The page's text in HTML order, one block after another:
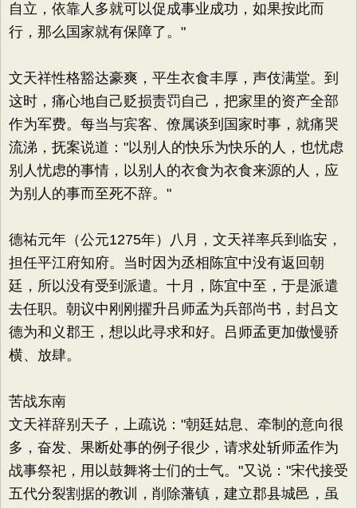
自立，依靠人多就可以促成事业成功，如果按此而
行，那么国家就有保障了。"
文天祥性格豁达豪爽，平生衣食丰厚，声伎满堂。到
这时，痛心地自己贬损责罚自己，把家里的资产全部
作为军费。每当与宾客、僚属谈到国家时事，就痛哭
流涕，抚案说道："以别人的快乐为快乐的人，也忧虑
别人忧虑的事情，以别人的衣食为衣食来源的人，应
为别人的事而至死不辞。"
德祐元年（公元1275年）八月，文天祥率兵到临安，
担任平江府知府。当时因为丞相陈宜中没有返回朝
廷，所以没有受到派遣。十月，陈宜中至，于是派遣
去任职。朝议中刚刚擢升吕师孟为兵部尚书，封吕文
德为和义郡王，想以此寻求和好。吕师孟更加傲慢骄
横、放肆。
苦战东南
文天祥辞别天子，上疏说："朝廷姑息、牵制的意向很
多，奋发、果断处事的例子很少，请求处斩师孟作为
战事祭祀，用以鼓舞将士们的士气。"又说："宋代接受
五代分裂割据的教训，削除藩镇，建立郡县城邑，虽